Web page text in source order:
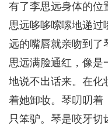
有了李思远身体的位
思远哆哆嗦嗦地递过
远的嘴唇就亲吻到了
思远满脸通红，像是
地说不出话来。在化
着她卸妆。琴叨叨着
只笨驴。琴是咬牙切